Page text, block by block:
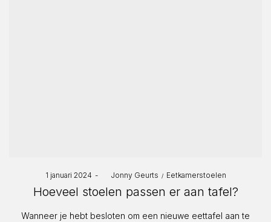
Posted
1 januari 2024 Jonny Geurts
Posted
Eetkamerstoelen
Hoeveel stoelen passen er aan tafel?
Wanneer je hebt besloten om een nieuwe eettafel aan te